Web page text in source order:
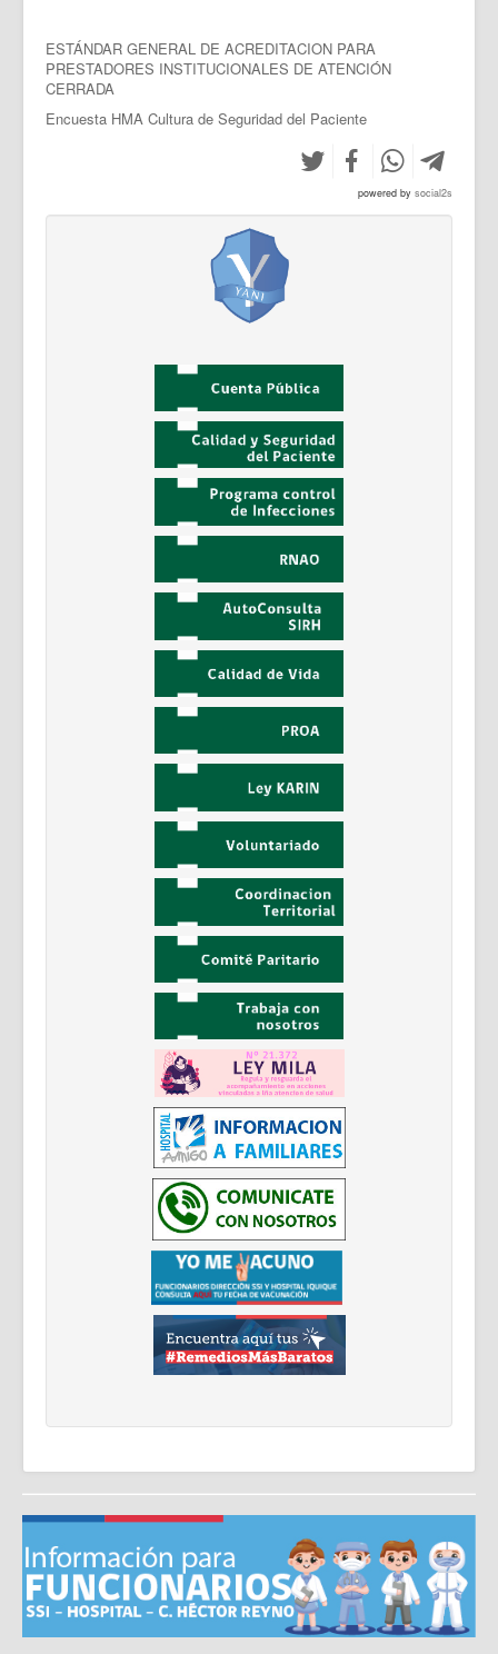
ESTÁNDAR GENERAL DE ACREDITACION PARA
PRESTADORES INSTITUCIONALES DE ATENCIÓN
CERRADA
Encuesta HMA Cultura de Seguridad del Paciente
powered by social2s